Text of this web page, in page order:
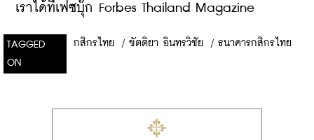
เราได้ที่เฟซบุ๊ก Forbes Thailand Magazine
TAGGED
ON
กสิกรไทย / ขัตติยา อินทรวิชัย / ธนาคารกสิกรไทย